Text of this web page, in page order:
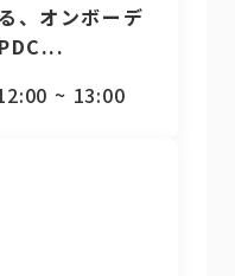
、オンボーデ
~ 13:00